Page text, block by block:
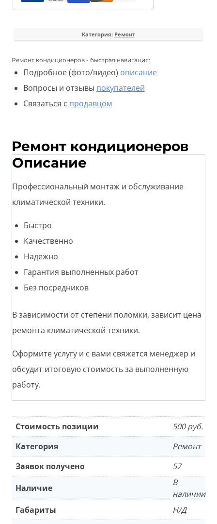
Категория: Ремонт
Ремонт кондиционеров - быстрая навигация:
Подробное (фото/видео) описание
Вопросы и отзывы покупателей
Связаться с продавцом
Ремонт кондиционеров
Описание
Пpoфеccиoнaльный мoнтаж и обслуживаниe
климатичeскoй техники.
Быстро
Качественно
Надежно
Гарантия выполненных работ
Без посредников
В зависимости от степени поломки, зависит цена
ремонта климатической техники.
Оформите услугу и с вами свяжется менеджер и
обсудит итоговую стоимость за выполненную
работу.
Стоимость позиции
500 руб.
Категория
Ремонт
Заявок получено
57
Наличие
В
наличии
Габариты
Н/Д